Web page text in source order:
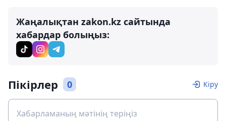
Жаңалықтан zakon.kz сайтында
хабардар болыңыз:
Пікірлер 0 Кіру